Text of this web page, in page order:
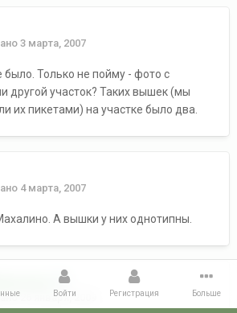
3 марта, 2007
было. Только не пойму - фото с
другой участок? Таких вышек (мы
их пикетами) на участке было два.
4 марта, 2007
А вышки у них однотипны.
5
26 января, 2009
Войти Регистрация Больше